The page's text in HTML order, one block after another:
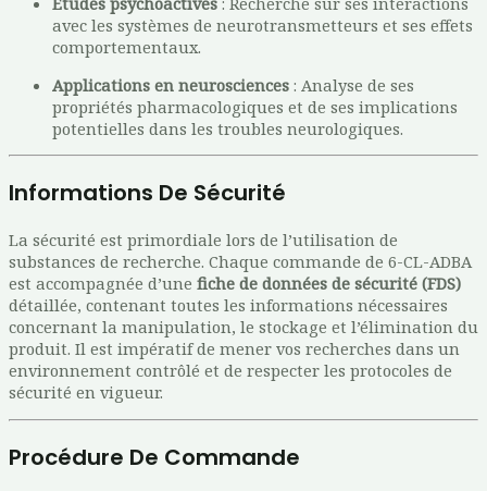
avec les systèmes de neurotransmetteurs et ses effets
comportementaux.
Applications en neurosciences : Analyse de ses
propriétés pharmacologiques et de ses implications
potentielles dans les troubles neurologiques.
Informations De Sécurité
La sécurité est primordiale lors de l’utilisation de
substances de recherche. Chaque commande de 6-CL-ADBA
est accompagnée d’une fiche de données de sécurité (FDS)
détaillée, contenant toutes les informations nécessaires
concernant la manipulation, le stockage et l’élimination du
produit. Il est impératif de mener vos recherches dans un
environnement contrôlé et de respecter les protocoles de
sécurité en vigueur.
Procédure De Commande